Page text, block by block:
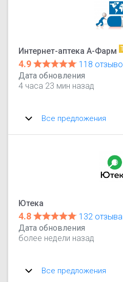
Интернет-аптека А-Фарм
4.9
118
Дата обновления
4 часа 23 мин назад
Все предложения
Ютека
4.8
132 отзыва
Дата обновления
более недели назад
Все предложения